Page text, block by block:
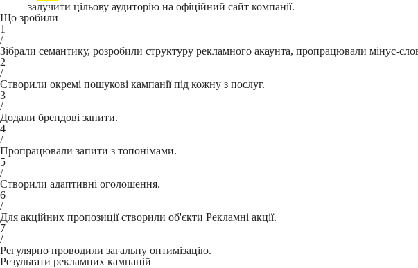
залучити цільову аудиторію на офіційний сайт компанії.
Що зробили
1
/
Зібрали семантику, розробили структуру рекламного акаунта, пропрацювали мінус-
2
/
Створили окремі пошукові кампанії під кожну з послуг.
3
/
Додали брендові запити.
4
/
Пропрацювали запити з топонімами.
5
/
Створили адаптивні оголошення.
6
/
Для акційних пропозиції створили об'єкти Рекламні акції.
7
/
Регулярно проводили загальну оптимізацію.
Результати рекламних кампаній